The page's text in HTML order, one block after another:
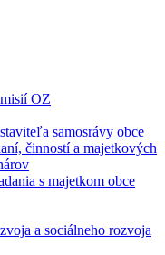
OZ
samosrávy obce
činností a majetkových
s majetkom obce
a sociálneho rozvoja